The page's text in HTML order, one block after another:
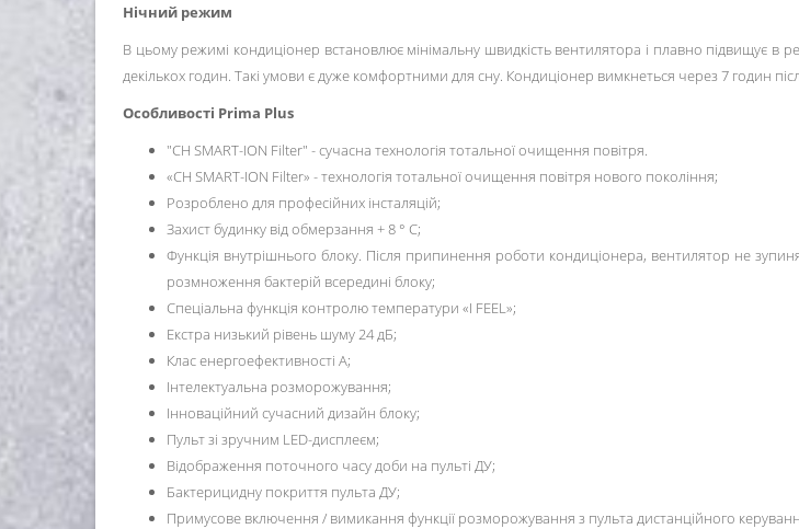
Нічний режим
В цьому режимі кондиціонер встановлює мінімальну швидкість вентилятора і плавно підвищує в
декількох годин. Такі умови є дуже комфортними для сну. Кондиціонер вимкнеться через 7 годин
Особливості Prima Plus
"CH SMART-ION Filter" - сучасна технологія тотальної очищення повітря.
«CH SMART-ION Filter» - технологія тотальної очищення повітря нового покоління;
Розроблено для професійних інсталяцій;
Захист будинку від обмерзання + 8 ° C;
Функція внутрішнього блоку. Після припинення роботи кондиціонера, вентилятор не
розмноження бактерій всередині блоку;
Спеціальна функція контролю температури «I FEEL»;
Екстра низький рівень шуму 24 дБ;
Клас енергоефективності А;
Інтелектуальна розморожування;
Інноваційний сучасний дизайн блоку;
Пульт зі зручним LED-дисплеєм;
Відображення поточного часу доби на пульті ДУ;
Бактерицидну покриття пульта ДУ;
Примусове включення / вимикання функції розморожування з пульта дистанційного